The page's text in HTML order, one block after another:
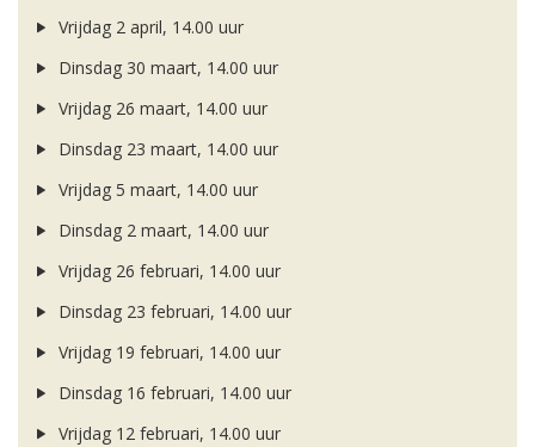
Vrijdag 2 april, 14.00 uur
Dinsdag 30 maart, 14.00 uur
Vrijdag 26 maart, 14.00 uur
Dinsdag 23 maart, 14.00 uur
Vrijdag 5 maart, 14.00 uur
Dinsdag 2 maart, 14.00 uur
Vrijdag 26 februari, 14.00 uur
Dinsdag 23 februari, 14.00 uur
Vrijdag 19 februari, 14.00 uur
Dinsdag 16 februari, 14.00 uur
Vrijdag 12 februari, 14.00 uur